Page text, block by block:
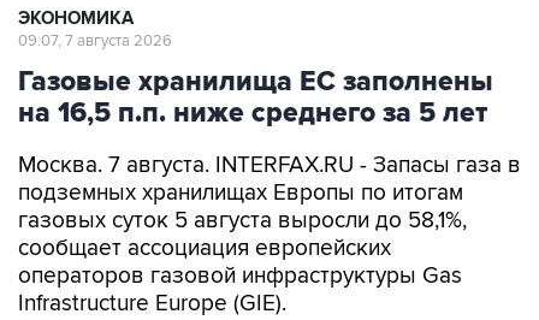
ЭКОНОМИКА
09:07, 7 августа 2026
Газовые хранилища ЕС заполнены
на 16,5 п.п. ниже среднего за 5 лет
Москва. 7 августа. INTERFAX.RU - Запасы газа в
подземных хранилищах Европы по итогам
газовых суток 5 августа выросли до 58,1%,
сообщает ассоциация европейских
операторов газовой инфраструктуры Gas
Infrastructure Europe (GIE).